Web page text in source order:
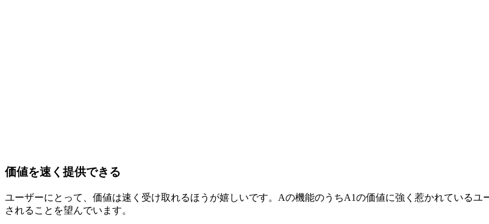
価値を速く提供できる
ユーザーにとって、価値は速く受け取れるほうが嬉しいです。Aの機能のうちA1の価値に強く惹かれている
されることを望んでいます。